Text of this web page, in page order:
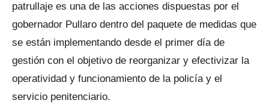
patrullaje es una de las acciones dispuestas por el
gobernador Pullaro dentro del paquete de medidas que
se están implementando desde el primer día de
gestión con el objetivo de reorganizar y efectivizar la
operatividad y funcionamiento de la policía y el
servicio penitenciario.